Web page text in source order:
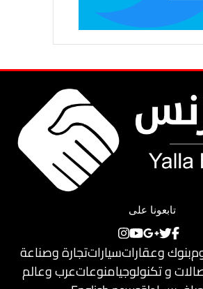
تابعونا على
بنوك وعقاراتسياراتتجارة وصناعة
و تكنولوجيامنوعاتعرب وعالم